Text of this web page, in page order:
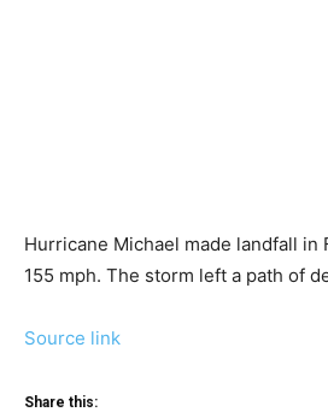
Hurricane Michael made landfall
155 mph. The storm left a path of
Source link
Share this: